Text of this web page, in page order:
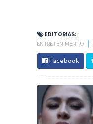
EDITORIAS:
ENTRETENIMENTO
Facebook